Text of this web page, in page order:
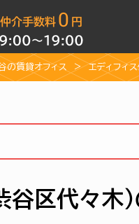
の賃貸オフィス エディフィ
谷区代々木